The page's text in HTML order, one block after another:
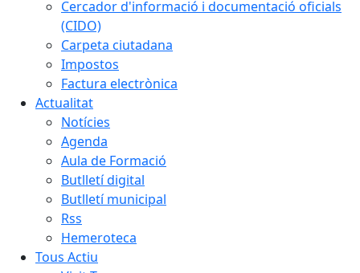
Cercador d'informació i documentació oficials
(CIDO)
Carpeta ciutadana
Impostos
Factura electrònica
Actualitat
Notícies
Agenda
Aula de Formació
Butlletí digital
Butlletí municipal
Rss
Hemeroteca
Tous Actiu